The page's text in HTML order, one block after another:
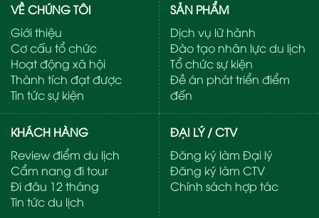
VỀ CHÚNG TÔI
Giới thiệu
Cơ cấu tổ chức
Hoạt động xã hội
Thành tích đạt được
Tin tức sự kiện
SẢN PHẨM
Dịch vụ lữ hành
Đào tạo nhân lực du lịch
Tổ chức sự kiện
Đề án phát triển điểm
đến
KHÁCH HÀNG
Review điểm du lịch
Cẩm nang đi tour
Đi đâu 12 tháng
Tin tức du lịch
ĐẠI LÝ / CTV
Đăng ký làm Đại lý
Đăng ký làm CTV
Chính sách hợp tác